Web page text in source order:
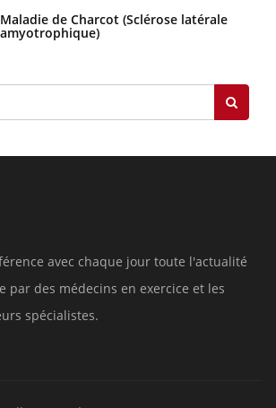
Maladie de Charcot (Sclérose latérale
amyotrophique)
avec chaque jour toute l'actualité
par des médecins en exercice et les
spécialistes.